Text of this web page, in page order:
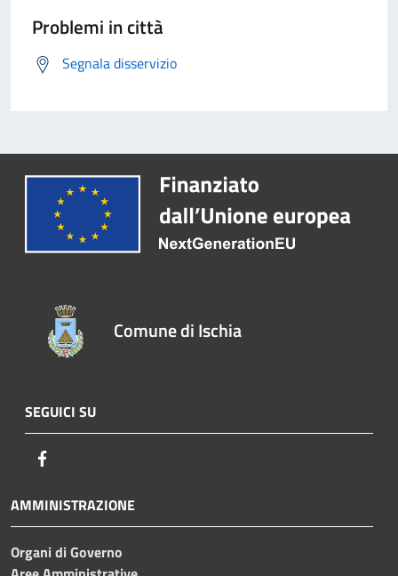
Problemi in città
Segnala disservizio
Comune di Ischia
SEGUICI SU
AMMINISTRAZIONE
Organi di Governo